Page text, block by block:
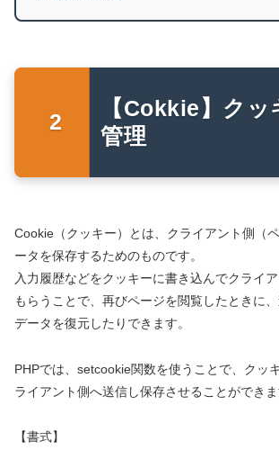
【Cokkie】クッ
管理
Cookie（クッキー）とは、クライアント側（
ータを保存するためのものです。
入力履歴などをクッキーに書き込んでクライ
もらうことで、再びページを閲覧したときに
データを復元したりできます。
PHPでは、setcookie関数を使うことで、クッ
ライアント側へ送信し保存させることができま
【書式】